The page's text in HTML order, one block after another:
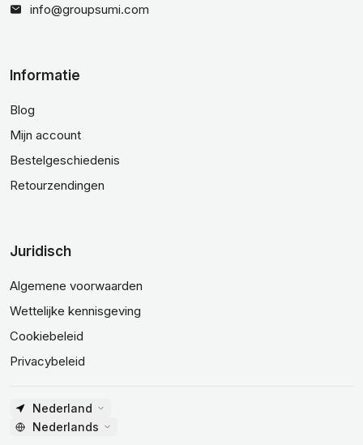
info@groupsumi.com
Informatie
Blog
Mijn account
Bestelgeschiedenis
Retourzendingen
Juridisch
Algemene voorwaarden
Wettelijke kennisgeving
Cookiebeleid
Privacybeleid
Nederland
Nederlands